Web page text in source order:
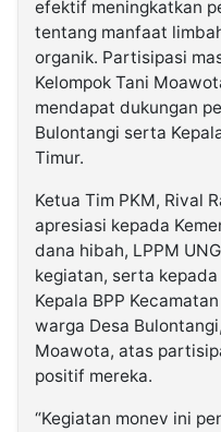
efektif meningkatkan
tentang manfaat
organik. Partisipasi
Kelompok Tani
mendapat dukungan
Bulontangi serta
Timur.
Ketua Tim PKM, Rival
apresiasi kepada
dana hibah, LPPM
kegiatan, serta
Kepala BPP
warga Desa
Moawota, atas
positif mereka.
“Kegiatan monev ini